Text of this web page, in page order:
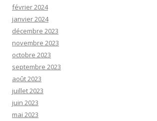
février 2024
janvier 2024
décembre 2023
novembre 2023
octobre 2023
septembre 2023
août 2023
juillet 2023
juin 2023
mai 2023